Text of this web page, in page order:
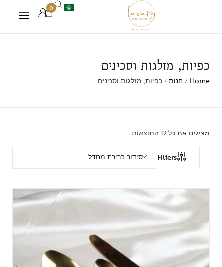
0
כפיות, מזלגות וסכינים
Home
/ חנות / כפיות, מזלגות וסכינים
מציגים את כל ⁦12⁩ התוצאות
Filters סידור ברירת מחדל